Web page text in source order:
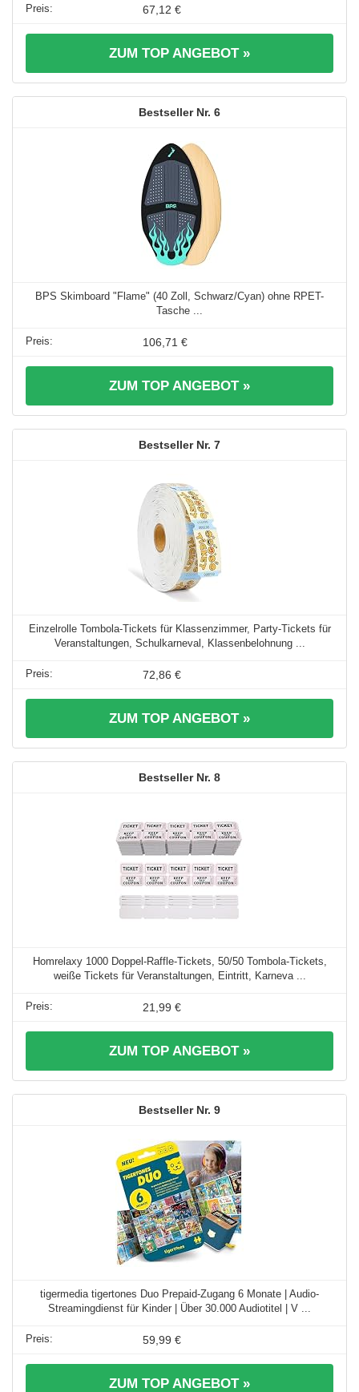
67,12 €
ZUM TOP ANGEBOT »
6
BPS Skimboard "Flame" (40 Zoll, Schwarz/Cyan) ohne RPET-
Tasche ...
106,71 €
ZUM TOP ANGEBOT »
7
Einzelrolle Tombola-Tickets für Klassenzimmer, Party-Tickets für
Veranstaltungen, Schulkarneval, Klassenbelohnung ...
72,86 €
ZUM TOP ANGEBOT »
8
Homrelaxy 1000 Doppel-Raffle-Tickets, 50/50 Tombola-Tickets,
weiße Tickets für Veranstaltungen, Eintritt, Karneva ...
21,99 €
ZUM TOP ANGEBOT »
9
tigermedia tigertones Duo Prepaid-Zugang 6 Monate | Audio-
Streamingdienst für Kinder | Über 30.000 Audiotitel | V ...
59,99 €
ZUM TOP ANGEBOT »